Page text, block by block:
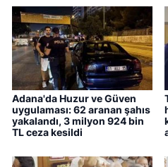
Adana'da Huzur ve Güven
uygulaması: 62 aranan şahıs
yakalandı, 3 milyon 924 bin
TL ceza kesildi